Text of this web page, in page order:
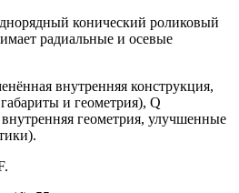
конический роликовый
радиальные и осевые
внутренняя конструкция,
и геометрия), Q
геометрия, улучшенные